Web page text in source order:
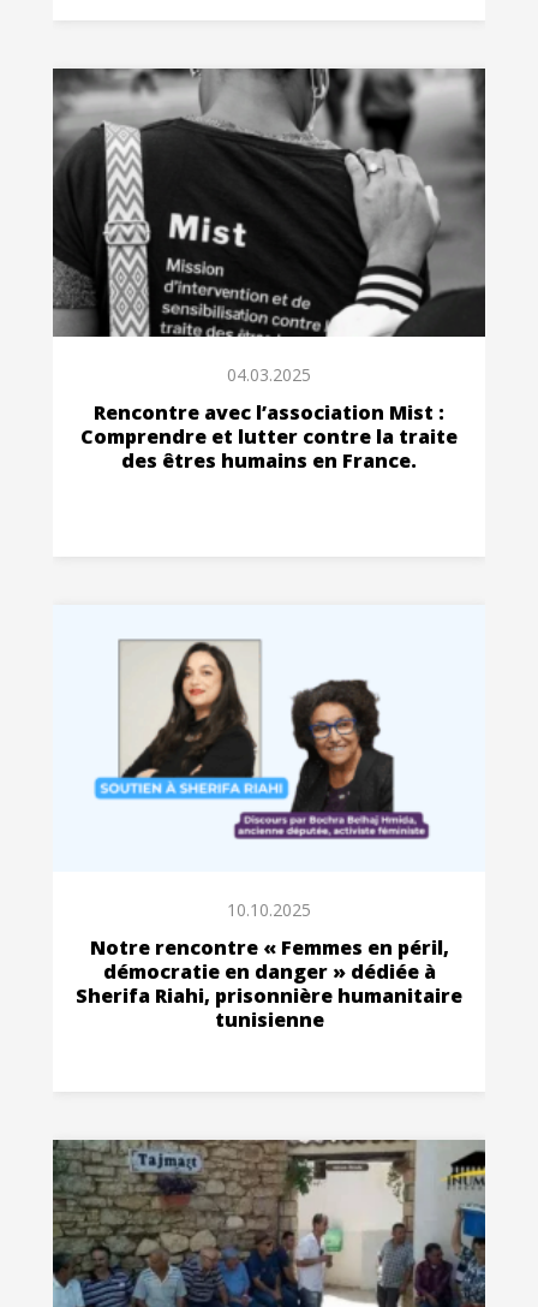
04.03.2025
Rencontre avec l’association Mist :
Comprendre et lutter contre la traite
des êtres humains en France.
10.10.2025
Notre rencontre « Femmes en péril,
démocratie en danger » dédiée à
Sherifa Riahi, prisonnière humanitaire
tunisienne